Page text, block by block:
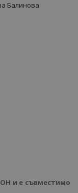
Балинова
и е съвместимо